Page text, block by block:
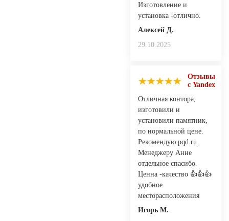
Изготовление и
установка -отлично.
Алексей Д.
29.10.2025
Отзывы
с Yandex
Отличная контора,
изготовили и
установили памятник,
по нормальной цене.
Рекомендую pqd.ru .
Менеджеру Анне
отдельное спасибо.
Ценна -качество 👍👍👍
удобное
месторасположения
Игорь М.